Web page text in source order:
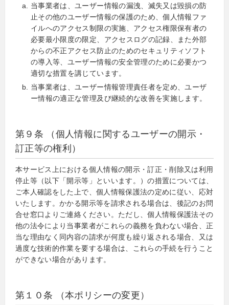
当事業者は、ユーザー情報の漏洩、滅失又は毀損の防
止その他のユーザー情報の保護のため、個人情報ファ
イルへのアクセス制限の実施、アクセス権限保有者の
必要最小限度の限定、アクセスログの記録、また外部
からの不正アクセス防止のためのセキュリティソフト
の導入等、ユーザー情報の安全管理のために必要かつ
適切な措置を講じています。
当事業者は、ユーザー情報管理責任者を定め、ユーザ
ー情報の適正な管理及び継続的な改善を実施します。
第９条 （個人情報に関するユーザーの開示・
訂正等の権利）
本サービス上における個人情報の開示・訂正・削除又は利用
停止等（以下「開示等」といいます。）の措置については、
ご本人確認をした上で、個人情報保護法の定めに従い、応対
いたします。かかる開示等を請求される場合は、後記のお問
合せ窓口よりご連絡ください。ただし、個人情報保護法その
他の法令により当事業者がこれらの義務を負わない場合、正
当な理由なく同内容の請求が何度も繰り返される場合、又は
過度な技術的作業を要する場合は、これらの手続を行うこと
ができない場合があります。
第１０条 （本ポリシーの変更）